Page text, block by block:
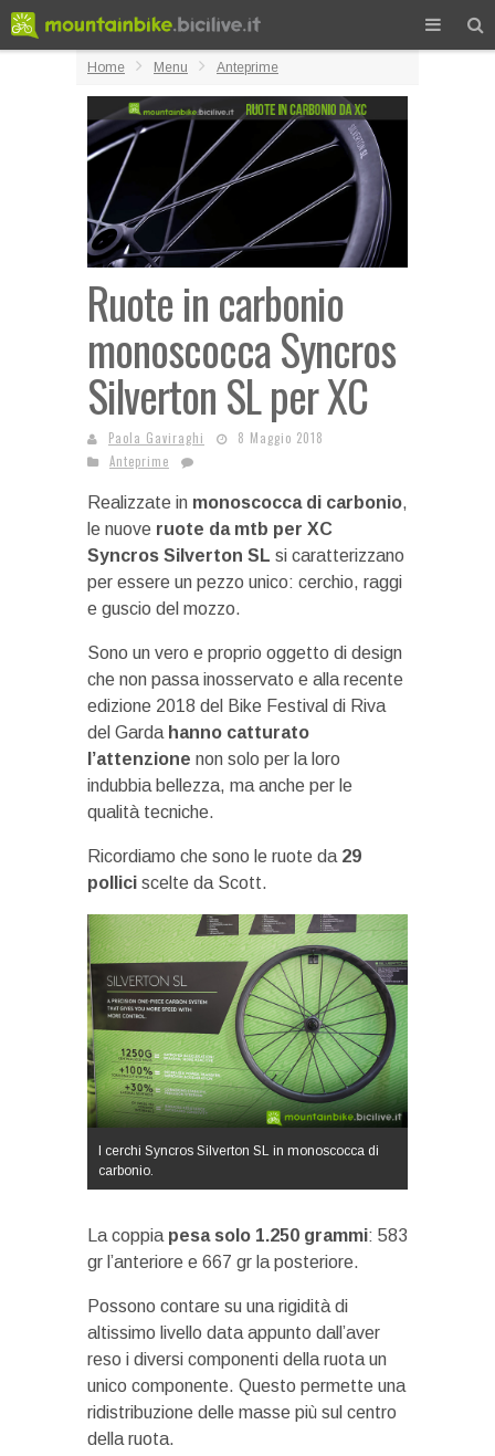
Home Menu Anteprime
Ruote in carbonio
monoscocca Syncros
Silverton SL per XC
Paola Gaviraghi
8 Maggio 2018
Anteprime
Realizzate in monoscocca di carbonio,
le nuove ruote da mtb per XC
Syncros Silverton SL si caratterizzano
per essere un pezzo unico: cerchio, raggi
e guscio del mozzo.
Sono un vero e proprio oggetto di design
che non passa inosservato e alla recente
edizione 2018 del Bike Festival di Riva
del Garda hanno catturato
l’attenzione non solo per la loro
indubbia bellezza, ma anche per le
qualità tecniche.
Ricordiamo che sono le ruote da 29
pollici scelte da Scott.
I cerchi Syncros Silverton SL in monoscocca di
carbonio.
La coppia pesa solo 1.250 grammi: 583
gr l’anteriore e 667 gr la posteriore.
Possono contare su una rigidità di
altissimo livello data appunto dall’aver
reso i diversi componenti della ruota un
unico componente. Questo permette una
ridistribuzione delle masse più sul centro
della ruota.